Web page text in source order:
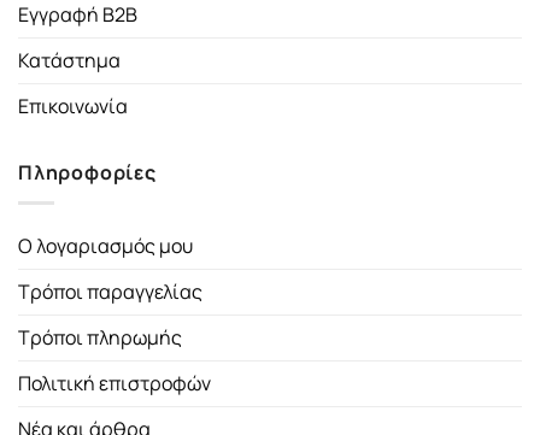
Εγγραφή B2B
Κατάστημα
Επικοινωνία
Πληροφορίες
Ο λογαριασμός μου
Τρόποι παραγγελίας
Τρόποι πληρωμής
Πολιτική επιστροφών
Νέα και άρθρα